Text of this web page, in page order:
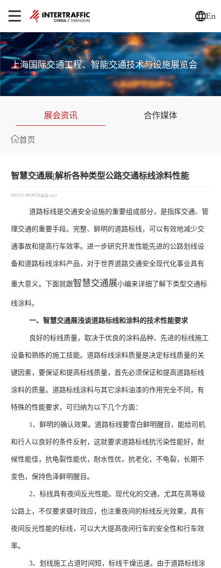
En
上海国际交通工程、智能交通技术与设施展览会
展会资讯 合作媒体
首页
智慧交通展|解析各种类型公路交通标线涂料性能
2023-07-06 09:25|阅读:1127
道路标线是交通安全设施的重要组成部分，是指挥交通、管
理交通的重要手段。完整、鲜明的道路标线，可以有效地减少交
通事故和提高行车效率。进一步研究开发性能先进的公路划线设
备和道路标线涂料产品，对于世界道路交通安全现代化事业具有
重大意义。下面就跟智慧交通展小编来详细了解下类型交通标
线涂料。
一、智慧交通展浅谈道路标线和涂料的技术性能要求
良好的标线质量，取决于优良的涂料品种、先进的标线施工
设备和熟练的施工技能。道路标线涂料质量是决定标线质量的关
键因素，要保证和提高标线质量，首先必须保证和提高道路标线
涂料的质量。道路标线涂料与其它涂料油漆的作用完全不同，有
特殊的性能要求，可归纳为以下几个方面：
1、鲜明的确认效果。道路标线要雪白鲜明醒目，能给司机
和行人以良好的条件反射，这就要求道路标线抗污染性能好，耐
候性能佳，抗龟裂性能优，耐水性优，抗老化，不龟裂，长期不
变色，保持色泽鲜明醒目。
2、标线具有夜间反光性能。现代化的交通，尤其在高等级
公路上，不仅要求昼时效应，也注重夜间的标线反光效果，具有
夜间反光性能的标线，可以大大提高夜间行车的安全性和行车效
率。
3、划线施工占道时间短，标线干燥迅速。由于道路标线涂